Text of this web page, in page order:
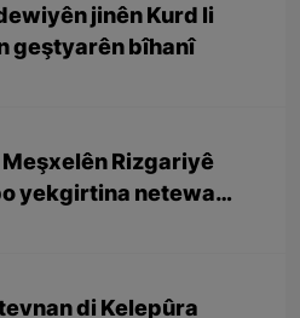
jinên Kurd li
geştyarên bîhanî
Rizgariyê
yekgirtina netewa
di Kelepûra